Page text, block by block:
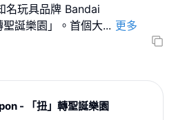
名玩具品牌 Bandai
聖誕樂園」。首個大... 更多
- 「扭」轉聖誕樂園